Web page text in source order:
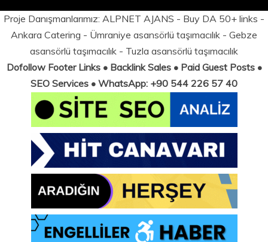
Proje Danışmanlarımız: ALPNET AJANS - Buy DA 50+ links -
Ankara Catering - Ümraniye asansörlü taşımacılık - Gebze
asansörlü taşımacılık - Tuzla asansörlü taşımacılık
Dofollow Footer Links • Backlink Sales • Paid Guest Posts •
SEO Services • WhatsApp: +90 544 226 57 40